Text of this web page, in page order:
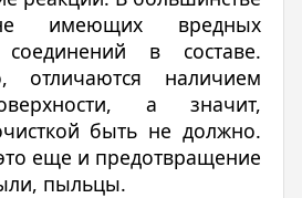
имеющих вредных
соединений в составе.
отличаются наличием
а значит,
быть не должно.
еще и предотвращение
пыльцы.